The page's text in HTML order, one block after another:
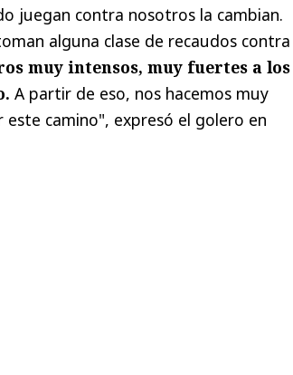
juegan contra nosotros la cambian.
alguna clase de recaudos contra
muy intensos, muy fuertes a los
A partir de eso, nos hacemos muy
camino", expresó el golero en